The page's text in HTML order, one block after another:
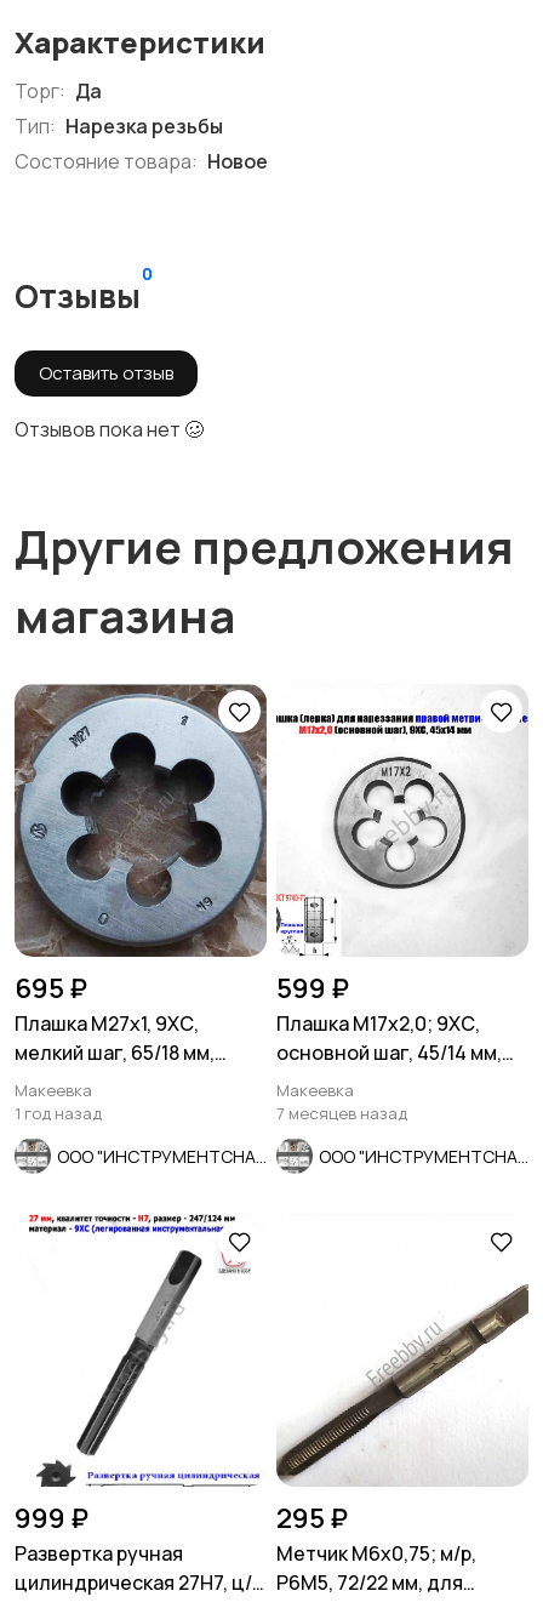
Характеристики
Торг: Да
Тип: Нарезка резьбы
Состояние товара: Новое
Отзывы
0
Оставить отзыв
Отзывов пока нет 🥴
Другие предложения
магазина
695 ₽
Плашка М27х1, 9ХС,
мелкий шаг, 65/18 мм,
ГОСТ 7740-71, СССР.
Макеевка
1 год назад
599 ₽
Плашка М17х2,0; 9ХС,
основной шаг, 45/14 мм,
ГОСТ 7740-71.
Макеевка
7 месяцев назад
999 ₽
Развертка ручная
цилиндрическая 27Н7, ц/
295 ₽
Метчик М6х0,75; м/р,
Р6М5, 72/22 мм, для